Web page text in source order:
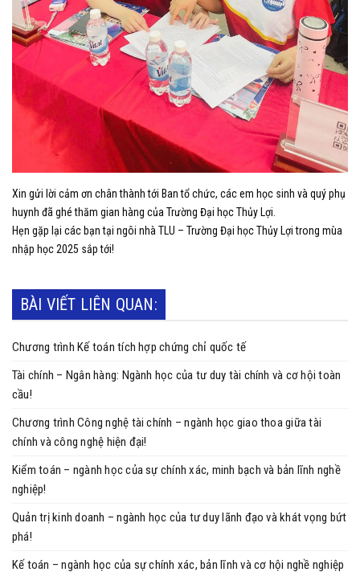
Xin gửi lời cảm ơn chân thành tới Ban tổ chức, các em học sinh và quý phụ
huynh đã ghé thăm gian hàng của Trường Đại học Thủy Lợi.
Hẹn gặp lại các bạn tại ngôi nhà TLU – Trường Đại học Thủy Lợi trong mùa
nhập học 2025 sắp tới!
BÀI VIẾT LIÊN QUAN:
Chương trình Kế toán tích hợp chứng chỉ quốc tế
Tài chính – Ngân hàng: Ngành học của tư duy tài chính và cơ hội toàn
cầu!
Chương trình Công nghệ tài chính – ngành học giao thoa giữa tài
chính và công nghệ hiện đại!
Kiểm toán – ngành học của sự chính xác, minh bạch và bản lĩnh nghề
nghiệp!
Quản trị kinh doanh – ngành học của tư duy lãnh đạo và khát vọng bứt
phá!
Kế toán – ngành học của sự chính xác, bản lĩnh và cơ hội nghề nghiệp